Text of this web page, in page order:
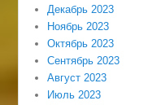
Декабрь 2023
Ноябрь 2023
Октябрь 2023
Сентябрь 2023
Август 2023
Июль 2023